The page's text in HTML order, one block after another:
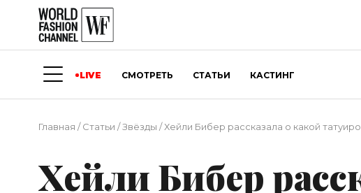
LIVE СМОТРЕТЬ СТАТЬИ КАСТИНГ
Главная /Статьи /Звёзды /Хейли Бибер рассказала о какой
Хейли Бибер